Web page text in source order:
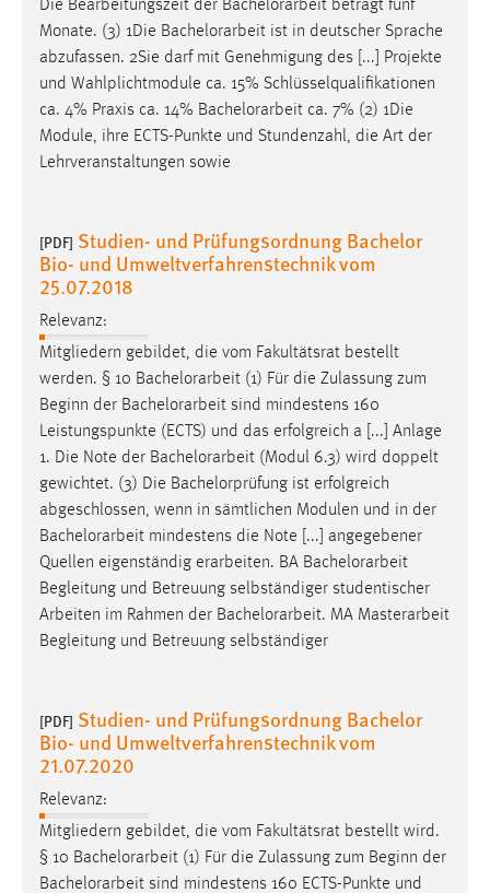
Die Bearbeitungszeit der Bachelorarbeit beträgt fünf
Monate. (3) 1Die Bachelorarbeit ist in deutscher Sprache
abzufassen. 2Sie darf mit Genehmigung des [...] Projekte
und Wahlplichtmodule ca. 15% Schlüsselqualifikationen
ca. 4% Praxis ca. 14% Bachelorarbeit ca. 7% (2) 1Die
Module, ihre ECTS-Punkte und Stundenzahl, die Art der
Lehrveranstaltungen sowie
[PDF] Studien- und Prüfungsordnung Bachelor
Bio- und Umweltverfahrenstechnik vom
25.07.2018
Relevanz:
Mitgliedern gebildet, die vom Fakultätsrat bestellt
werden. § 10 Bachelorarbeit (1) Für die Zulassung zum
Beginn der Bachelorarbeit sind mindestens 160
Leistungspunkte (ECTS) und das erfolgreich a [...] Anlage
1. Die Note der Bachelorarbeit (Modul 6.3) wird doppelt
gewichtet. (3) Die Bachelorprüfung ist erfolgreich
abgeschlossen, wenn in sämtlichen Modulen und in der
Bachelorarbeit mindestens die Note [...] angegebener
Quellen eigenständig erarbeiten. BA Bachelorarbeit
Begleitung und Betreuung selbständiger studentischer
Arbeiten im Rahmen der Bachelorarbeit. MA Masterarbeit
Begleitung und Betreuung selbständiger
[PDF] Studien- und Prüfungsordnung Bachelor
Bio- und Umweltverfahrenstechnik vom
21.07.2020
Relevanz:
Mitgliedern gebildet, die vom Fakultätsrat bestellt wird.
§ 10 Bachelorarbeit (1) Für die Zulassung zum Beginn der
Bachelorarbeit sind mindestens 160 ECTS-Punkte und
Cookie Laufzeit:
24 Stunden
STATISTIK
Statistik Cookies erfassen Informationen anonym.
Matomo
Name:
_pk_ref, _pk_cvar, _pk_id, _pk_ses
Zweck:
Zugriffsstatistik
Cookie Laufzeit:
Max. 13 Monate
MARKETING
Marketing Cookies werden von Drittanbietern
verwendet, um personalisierte Werbung anzuzeigen.
Sie tun dies, indem sie Besucher über Websites
Google Ads
Name:
Anbieter:
Google Ireland Limited